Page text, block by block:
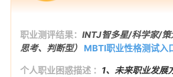
职业测评结果： INTJ智多星/科学家/策
思考、判断型）
MBTI职业性格测试入
个人职业困惑描述 ： 1、未来职业发展